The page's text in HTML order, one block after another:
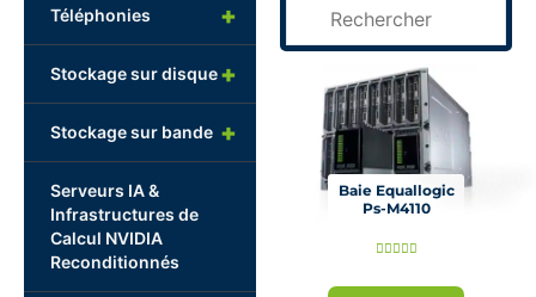
+
Téléphonies
+
Stockage sur disque
+
Stockage sur bande
Serveurs IA &
Infrastructures de
Calcul NVIDIA
Reconditionnés
Baie Equallogic
Ps-M4110
    N
PagePage